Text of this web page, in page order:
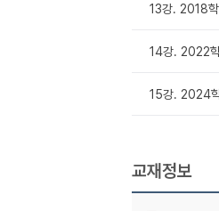
13강. 2018
14강. 2022
15강. 2024
교재정보